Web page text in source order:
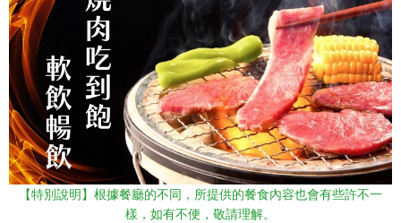
【特別說明】根據餐廳的不同，所提供的餐食內容也會有些許不一
樣，如有不便，敬請理解。